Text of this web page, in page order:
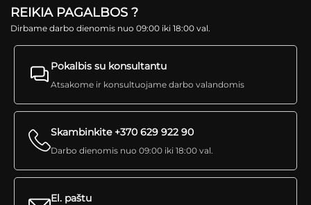
REIKIA PAGALBOS ?
Dirbame darbo dienomis nuo 09:00 iki 18:00 val.
Pokalbis su konsultantu
Atsakome ir konsultuojame darbo valandomis
Skambinkite +370 629 922 90
Darbo dienomis nuo 09:00 iki 18:00 val.
El. paštu